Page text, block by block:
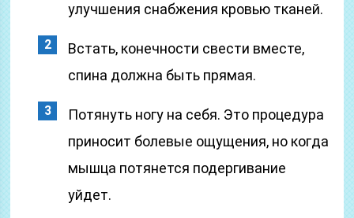
улучшения снабжения кровью тканей.
Встать, конечности свести вместе,
спина должна быть прямая.
Потянуть ногу на себя. Это процедура
приносит болевые ощущения, но когда
мышца потянется подергивание
уйдет.